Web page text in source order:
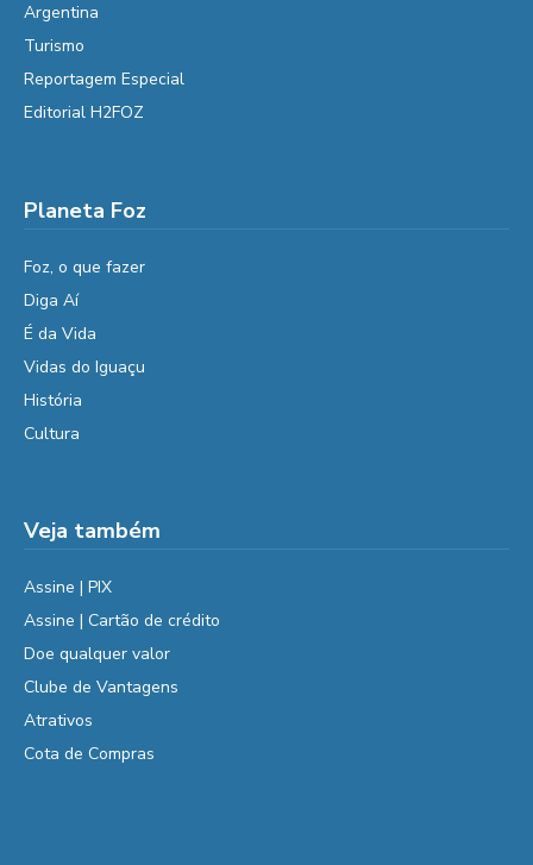
Argentina
Turismo
Reportagem Especial
Editorial H2FOZ
Planeta Foz
Foz, o que fazer
Diga Aí
É da Vida
Vidas do Iguaçu
História
Cultura
Veja também
Assine | PIX
Assine | Cartão de crédito
Doe qualquer valor
Clube de Vantagens
Atrativos
Cota de Compras